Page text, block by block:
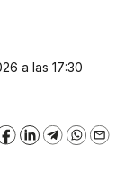
a las 17:30
Facebook
LinkedInTelegram